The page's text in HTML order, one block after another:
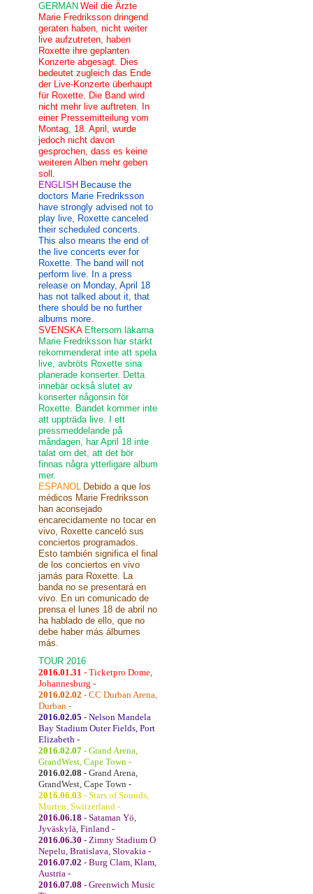
GERMAN Weil die Ärzte
Marie Fredriksson dringend
geraten haben, nicht weiter
live aufzutreten, haben
Roxette ihre geplanten
Konzerte abgesagt. Dies
bedeutet zugleich das Ende
der Live-Konzerte überhaupt
für Roxette. Die Band wird
nicht mehr live auftreten. In
einer Pressemitteilung vom
Montag, 18. April, wurde
jedoch nicht davon
gesprochen, dass es keine
weiteren Alben mehr geben
soll.
ENGLISH Because the
doctors Marie Fredriksson
have strongly advised not to
play live, Roxette canceled
their scheduled concerts.
This also means the end of
the live concerts ever for
Roxette. The band will not
perform live. In a press
release on Monday, April 18
has not talked about it, that
there should be no further
albums more.
SVENSKA Eftersom läkarna
Marie Fredriksson har starkt
rekommenderat inte att spela
live, avbröts Roxette sina
planerade konserter. Detta
innebär också slutet av
konserter någonsin för
Roxette. Bandet kommer inte
att uppträda live. I ett
pressmeddelande på
måndagen, har April 18 inte
talat om det, att det bör
finnas några ytterligare album
mer.
ESPANOL Debido a que los
médicos Marie Fredriksson
han aconsejado
encarecidamente no tocar en
vivo, Roxette canceló sus
conciertos programados.
Esto también significa el final
de los conciertos en vivo
jamás para Roxette. La
banda no se presentará en
vivo. En un comunicado de
prensa el lunes 18 de abril no
ha hablado de ello, que no
debe haber más álbumes
más.
TOUR 2016
2016.01.31 - Ticketpro Dome,
Johannesburg -
2016.02.02 - CC Durban Arena,
Durban -
2016.02.05 - Nelson Mandela
Bay Stadium Outer Fields, Port
Elizabeth -
2016.02.07 - Grand Arena,
GrandWest, Cape Town -
2016.02.08 - Grand Arena,
GrandWest, Cape Town -
2016.06.03 - Stars of Sounds,
Murten, Switzerland -
2016.06.18 - Sataman Yö,
Jyväskylä, Finland -
2016.06.30 - Zimny Stadium O
Nepelu, Bratislava, Slovakia -
2016.07.02 - Burg Clam, Klam,
Austria -
2016.07.08 - Greenwich Music